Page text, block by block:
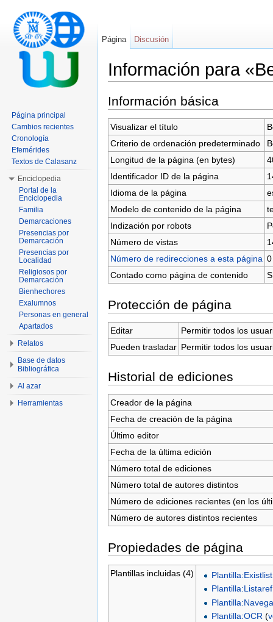
Información para
Información básica
Visualizar el título
Criterio de ordenación predeterminado
Longitud de la página (en bytes)
Identificador ID de la página
Idioma de la página
Modelo de contenido de la página
Indización por robots
Número de vistas
Número de redirecciones a esta página 0
Contado como página de contenido
Protección de página
Editar
Permitir todos los
Pueden trasladar Permitir todos los
Historial de ediciones
Creador de la página
Fecha de creación de la página
Último editor
Fecha de la última edición
Número total de ediciones
Número total de autores distintos
Número de ediciones recientes (en los
Número de autores distintos recientes
Propiedades de página
Plantillas incluidas (4) Plantilla:Existlist
Plantilla:Listaref
Plantilla:OCR (
Página Discusión
Página principal
Cambios recientes
Cronología
Efemérides
Textos de Calasanz
Enciclopedia
Portal de la
Enciclopedia
Familia
Demarcaciones
Presencias por
Demarcación
Presencias por
Localidad
Religiosos por
Demarcación
Bienhechores
Exalumnos
Personas en general
Apartados
Relatos
Base de datos
Bibliográfica
Al azar
Herramientas